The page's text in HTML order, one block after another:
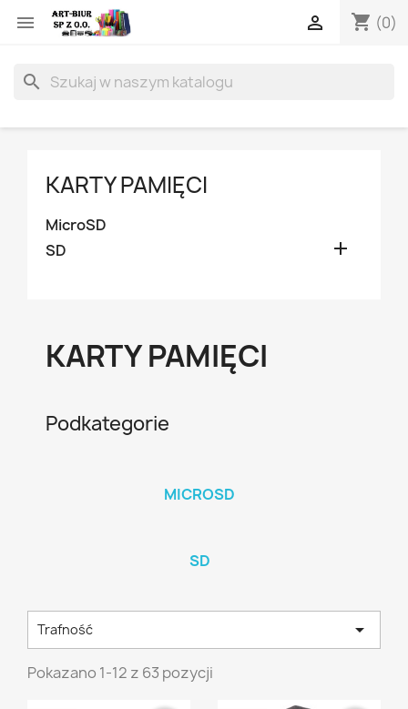
 shopping_cart (0)

search
KARTY PAMIĘCI
MicroSD
SD

KARTY PAMIĘCI
Podkategorie
MICROSD
SD
Trafność 
Pokazano 1-12 z 63 pozycji